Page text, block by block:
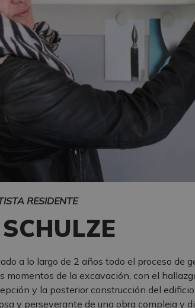
RESIDENTE
a lo largo de 2 años todo el proceso de
momentos de la excavación, con el
y la posterior construcción del
y perseverante de una obra compleja y